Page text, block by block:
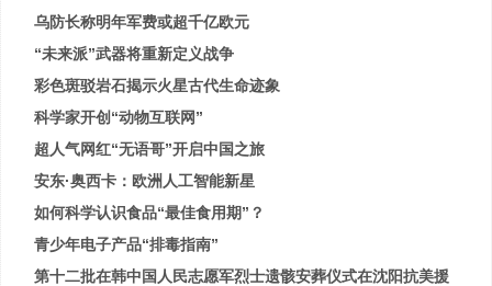
乌防长称明年军费或超千亿欧元
“未来派”武器将重新定义战争
彩色斑驳岩石揭示火星古代生命迹象
科学家开创“动物互联网”
超人气网红“无语哥”开启中国之旅
安东·奥西卡：欧洲人工智能新星
如何科学认识食品“最佳食用期”？
青少年电子产品“排毒指南”
第十二批在韩中国人民志愿军烈士遗骸安葬仪式在沈阳抗美援